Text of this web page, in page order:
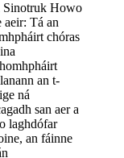
Sinotruk Howo
aeir: Tá an
chóras
an t-
ná
san aer a
laghdófar
an fáinne